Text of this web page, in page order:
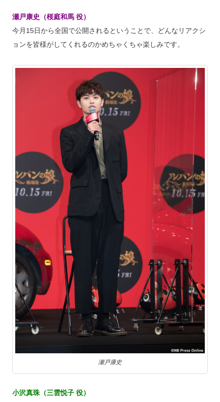
瀬戸康史（桜庭和馬 役）
今月15日から全国で公開されるということで、どんなリアクシ
ョンを皆様がしてくれるのかめちゃくちゃ楽しみです。
瀬戸康史
小沢真珠（三雲悦子 役）